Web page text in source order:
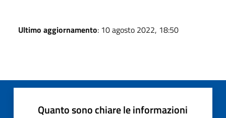
Ultimo aggiornamento: 10 agosto 2022, 18:50
Quanto sono chiare le informazioni